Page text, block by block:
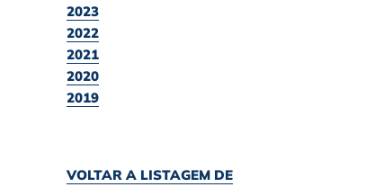
2023
2022
2021
2020
2019
VOLTAR A LISTAGEM DE